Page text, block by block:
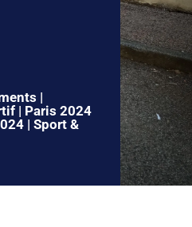
|
| Paris 2024
|Sport &